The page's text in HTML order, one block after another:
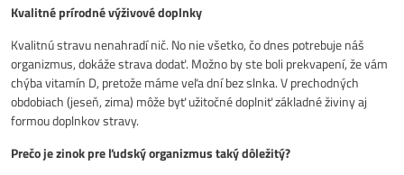
Kvalitné prírodné výživové doplnky
Kvalitnú stravu nenahradí nič. No nie všetko, čo dnes potrebuje náš
organizmus, dokáže strava dodať. Možno by ste boli prekvapení, že vám
chýba vitamín D, pretože máme veľa dní bez slnka. V prechodných
obdobiach (jeseň, zima) môže byť užitočné doplniť základné živiny aj
formou doplnkov stravy.
Prečo je zinok pre ľudský organizmus taký dôležitý?